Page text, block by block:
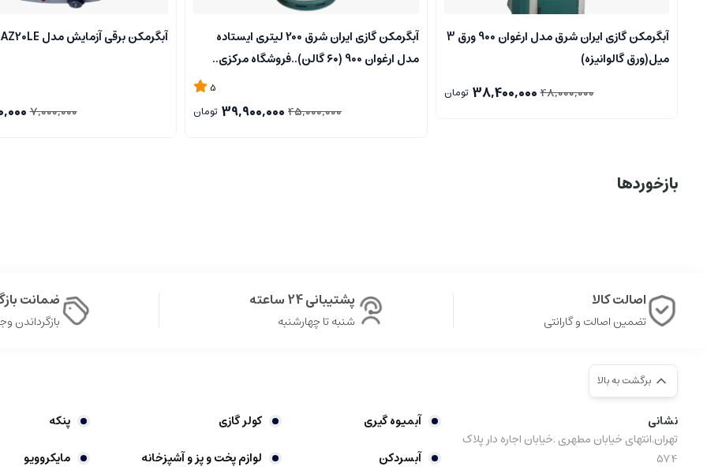
آبگرمکن گازی ایران شرق مدل ارغوان 900 ورق 3
میل(ورق گالوانیزه)
48,000,000
38,400,000 تومان
آبگرمکن گازی ایران شرق 200 لیتری ایستاده
مدل ارغوان 900 (۶۰ گالن)..فروشگاه مرکزی..
5
45,000,000
39,900,000 تومان
آبگرمکن برقی آزمایش مدل AZ20LE
7,000,000
بازخوردها
اصالت کالا
تضمین اصالت و گارانتی
پشتیبانی 24 ساعته
شنبه تا چهارشنبه
ضمانت
بازگرداندن وجه
برگشت به بالا
نشانی
تهران.انتهای خیابان مطهری .خیابان اجاره دار پلاک
574
آبمیوه گیری کولر گازی
پنکه
آبسردکن
لوازم پخت و پز و آشپزخانه
مایکروویو